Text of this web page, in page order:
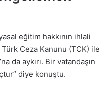
eğitim hakkının ihlali
Türk Ceza Kanunu (TCK) ile
da aykırı. Bir vatandaşın
diye konuştu.